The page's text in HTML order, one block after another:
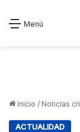
Menú
Inicio / Noticias
ACTUALIDAD